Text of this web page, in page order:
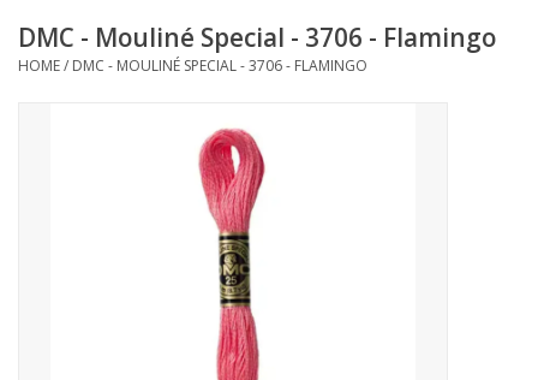
Nieuws
DMC - Mouliné Special - 3706 - Flamingo
HOME/ DMC - MOULINÉ SPECIAL - 3706 - FLAMINGO